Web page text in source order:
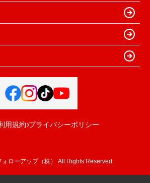
用規約 プライバシーポリシー
ローアップ（株） All Rights Reserved.